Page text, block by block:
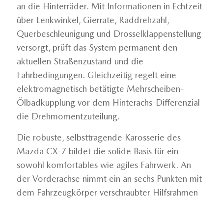
an die Hinterräder. Mit Informationen in Echtzeit
über Lenkwinkel, Gierrate, Raddrehzahl,
Querbeschleunigung und Drosselklappenstellung
versorgt, prüft das System permanent den
aktuellen Straßenzustand und die
Fahrbedingungen. Gleichzeitig regelt eine
elektromagnetisch betätigte Mehrscheiben-
Ölbadkupplung vor dem Hinterachs-Differenzial
die Drehmomentzuteilung.
Die robuste, selbsttragende Karosserie des
Mazda CX-7 bildet die solide Basis für ein
sowohl komfortables wie agiles Fahrwerk. An
der Vorderachse nimmt ein an sechs Punkten mit
dem Fahrzeugkörper verschraubter Hilfsrahmen